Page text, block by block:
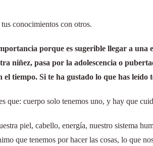
conocimientos con otros.
porque es sugerible llegar a
niñez, pasa por la adolescencia o
tiempo. Si te ha gustado lo que has leído
que: cuerpo solo tenemos uno, y hay que
piel, cabello, energía, nuestro sistema
que tenemos por hacer las cosas, lo que